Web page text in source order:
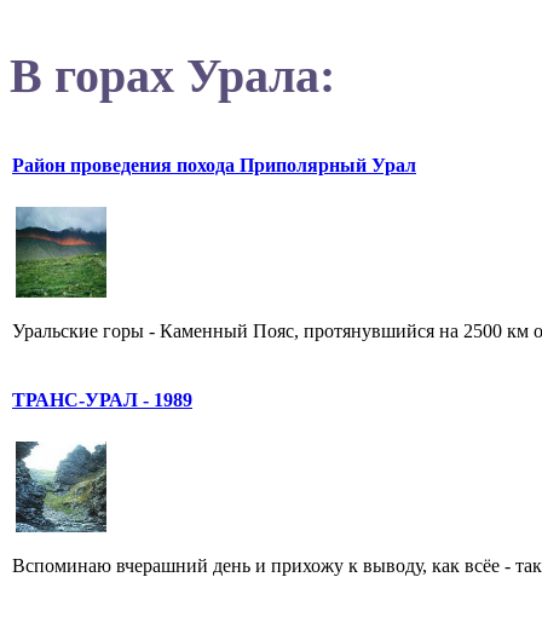
В горах Урала:
Район проведения похода Приполярный Урал
Уральские горы - Каменный Пояс, протянувшийся на 2500 км
ТРАНС-УРАЛ - 1989
Вспоминаю вчерашний день и прихожу к выводу, как всёе -